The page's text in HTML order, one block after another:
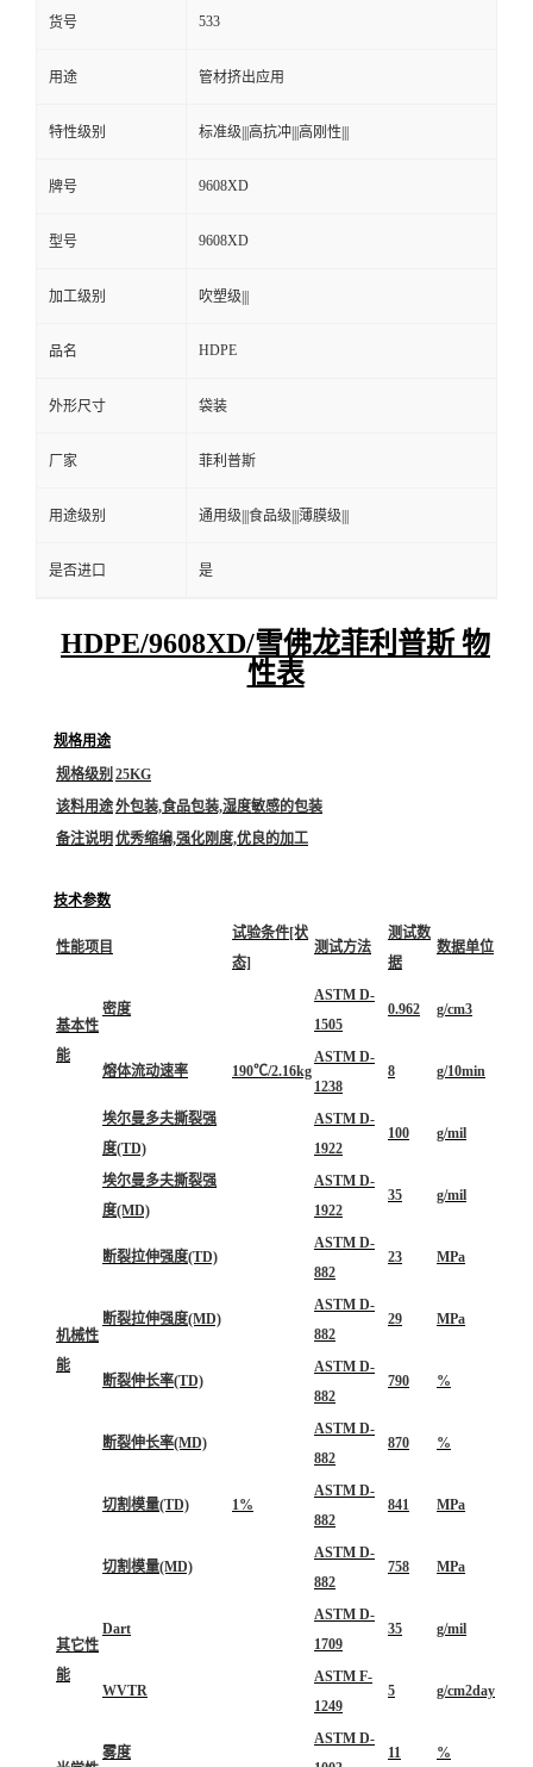
货号 533
用途 管材挤出应用
特性级别 标准级|||高抗冲|||高刚性|||
牌号 9608XD
型号 9608XD
加工级别 吹塑级|||
品名 HDPE
外形尺寸 袋装
厂家 菲利普斯
用途级别 通用级|||食品级|||薄膜级|||
是否进口 是
HDPE/9608XD/雪佛龙菲利普斯 物
性表
规格用途
规格级别 25KG
该料用途外包装,食品包装,湿度敏感的包装
备注说明 优秀缩编,强化刚度,优良的加工
技术参数
性能项目
试验条件[状
态]
测试方法
测试数
据
数据单位
基本性
能
密度
ASTM D-
1505
0.962 g/cm3
熔体流动速率 190℃/2.16kg
ASTM D-
1238
8 g/10min
机械性
能
埃尔曼多夫撕裂强
度(TD)
ASTM D-
1922
100 g/mil
埃尔曼多夫撕裂强
度(MD)
ASTM D-
1922
35 g/mil
断裂拉伸强度(TD)
ASTM D-
882
23 MPa
断裂拉伸强度(MD)
ASTM D-
882
29 MPa
断裂伸长率(TD)
ASTM D-
882
790 %
断裂伸长率(MD)
ASTM D-
882
870 %
切割模量(TD) 1%
ASTM D-
882
841 MPa
切割模量(MD)
ASTM D-
882
758 MPa
其它性
能
Dart
ASTM D-
1709
35 g/mil
WVTR
ASTM F-
1249
5 g/cm2day
雾度
ASTM D-
11 %